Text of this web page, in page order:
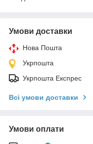
Умови доставки
Нова Пошта
Укрпошта
Укрпошта Експрес
Всі умови доставки
Умови оплати